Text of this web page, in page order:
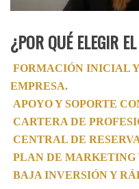
¿POR QUÉ ELEGIR
FORMACIÓN INICIAL
EMPRESA.
APOYO Y SOPORTE
CARTERA DE
CENTRAL DE
PLAN DE MARKETING
BAJA INVERSIÓN Y